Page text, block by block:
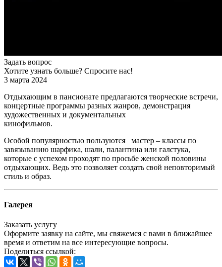
Задать вопрос
Хотите узнать больше? Спросите нас!
3 марта 2024
Отдыхающим в пансионате предлагаются творческие встречи,
концертные программы разных жанров, демонстрация
художественных и документальных
кинофильмов.
Особой популярностью пользуются мастер – классы по
завязыванию шарфика, шали, палантина или галстука,
которые с успехом проходят по просьбе женской половины
отдыхающих. Ведь это позволяет создать свой неповторимый
стиль и образ.
Галерея
Заказать услугу
Оформите заявку на сайте, мы свяжемся с вами в ближайшее
время и ответим на все интересующие вопросы.
Поделиться ссылкой: